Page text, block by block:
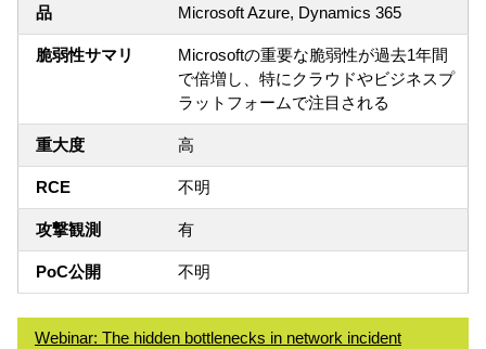
品
Microsoft Azure, Dynamics 365
脆弱性サマリ
Microsoftの重要な脆弱性が過去1年間
で倍増し、特にクラウドやビジネスプ
ラットフォームで注目される
重大度 高
RCE 不明
攻撃観測 有
PoC公開 不明
Webinar: The hidden bottlenecks in network incident